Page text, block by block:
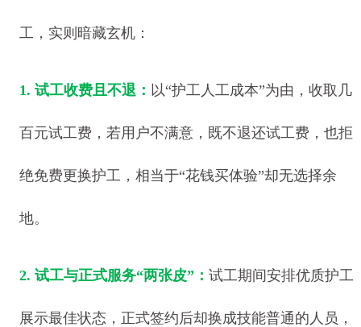
工，实则暗藏玄机：
1. 试工收费且不退： 以“护工人工成本”为由，收取几
百元试工费，若用户不满意，既不退还试工费，也拒
绝免费更换护工，相当于“花钱买体验”却无选择余
地。
2. 试工与正式服务“两张皮”： 试工期间安排优质护工
展示最佳状态，正式签约后却换成技能普通的人员，